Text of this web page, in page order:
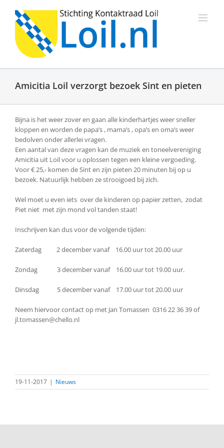
inhoud
Amicitia Loil verzorgt bezoek Sint en pieten
Bijna is het weer zover en gaan alle kinderhartjes weer sneller
kloppen en worden de papa’s , mama’s , opa’s en oma’s weer
bedolven onder allerlei vragen.
Een aantal van deze vragen kan de muziek en toneelvereniging
Amicitia uit Loil voor u oplossen tegen een kleine vergoeding.
Voor € 25,- komen de Sint en zijn pieten 20 minuten bij op u
bezoek. Natuurlijk hebben ze strooigoed bij zich.
Wel moet u even iets over de kinderen op papier zetten, zodat
Piet niet met zijn mond vol tanden staat!
Inschrijven kan dus voor de volgende tijden:
Zaterdag 2 december vanaf 16.00 uur tot 20.00 uur
Zondag 3 december vanaf 16.00 uur tot 19.00 uur.
Dinsdag 5 december vanaf 17.00 uur tot 20.00 uur
Neem hiervoor contact op met Jan Tomassen 0316 22 36 39 of
jl.tomassen@chello.nl
19-11-2017 | Nieuws